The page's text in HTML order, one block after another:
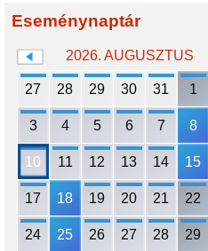
Eseménynaptár
2026. AUGUSZTUS
27 28 29 30 31 1
3 4 5 6 7 8
10 11 12 13 14 15
17 18 19 20 21 22
24 25 26 27 28 29